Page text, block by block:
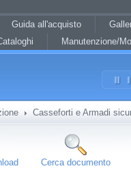
Guida all'acquisto
Manutenzione/
Casseforti e Armadi
Cerca documento